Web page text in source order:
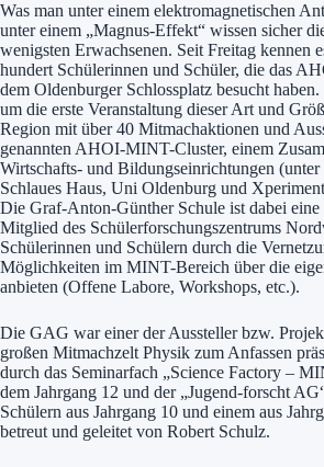
Was man unter einem elektromagnetischen
unter einem „Magnus-Effekt“ wissen sicher
wenigsten Erwachsenen. Seit Freitag kennen
hundert Schülerinnen und Schüler, die das
dem Oldenburger Schlossplatz besucht
um die erste Veranstaltung dieser Art und
Region mit über 40 Mitmachaktionen und
genannten AHOI-MINT-Cluster, einem
Wirtschafts- und Bildungseinrichtungen
Schlaues Haus, Uni Oldenburg und
Die Graf-Anton-Günther Schule ist dabei eine
Mitglied des Schülerforschungszentrums
Schülerinnen und Schülern durch die
Möglichkeiten im MINT-Bereich über die
anbieten (Offene Labore, Workshops, etc.).
Die GAG war einer der Aussteller bzw.
großen Mitmachzelt Physik zum Anfassen
durch das Seminarfach „Science Factory –
dem Jahrgang 12 und der „Jugend-forscht
Schülern aus Jahrgang 10 und einem aus
betreut und geleitet von Robert Schulz.